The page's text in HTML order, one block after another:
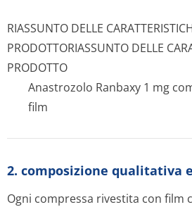
RIASSUNTO DELLE
PRODOTTORIASSUNTO DELLE
PRODOTTO
Anastrozolo Ranbaxy 1 mg
film
2. composizione qualitativa
Ogni compressa rivestita con film